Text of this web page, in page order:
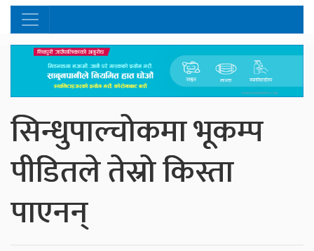
सिन्धुपाल्चोकमा भूकम्प
पीडितले तेस्रो किस्ता
पाएनन्